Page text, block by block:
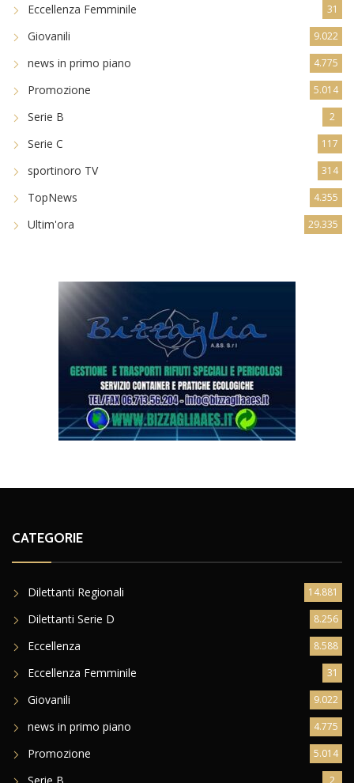
Eccellenza Femminile 31
Giovanili 9.022
news in primo piano 4.775
Promozione 5.014
Serie B 2
Serie C 117
sportinoro TV 314
TopNews 4.355
Ultim'ora 29.335
CATEGORIE
Dilettanti Regionali 14.881
Dilettanti Serie D 8.256
Eccellenza 8.588
Eccellenza Femminile 31
Giovanili 9.022
news in primo piano 4.775
Promozione 5.014
2